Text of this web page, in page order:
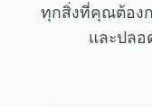
ทุกสิ่งที่คุณต้องก
และปลอ